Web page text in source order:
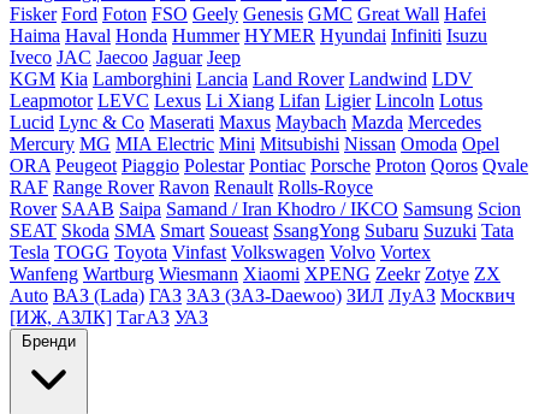
Fisker Ford Foton FSO Geely Genesis GMC Great Wall Hafei
Haima Haval Honda Hummer HYMER Hyundai Infiniti Isuzu
Iveco JAC Jaecoo Jaguar Jeep
KGM Kia Lamborghini Lancia Land Rover Landwind LDV
Leapmotor LEVC Lexus Li Xiang Lifan Ligier Lincoln Lotus
Lucid Lync & Co Maserati Maxus Maybach Mazda Mercedes
Mercury MG MIA Electric Mini Mitsubishi Nissan Omoda Opel
ORA Peugeot Piaggio Polestar Pontiac Porsche Proton Qoros Qvale
RAF Range Rover Ravon Renault Rolls-Royce
Rover SAAB Saipa Samand / Iran Khodro / IKCO Samsung Scion
SEAT Skoda SMA Smart Soueast SsangYong Subaru Suzuki Tata
Tesla TOGG Toyota Vinfast Volkswagen Volvo Vortex
Wanfeng Wartburg Wiesmann Xiaomi XPENG Zeekr Zotye ZX
Auto ВАЗ (Lada) ГАЗ ЗАЗ (ЗАЗ-Daewoo) ЗИЛ ЛуАЗ Москвич
[ИЖ, АЗЛК] ТагАЗ УАЗ
Бренди